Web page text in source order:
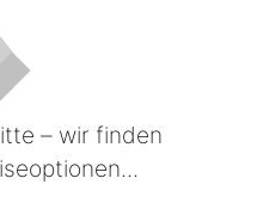
– wir finden